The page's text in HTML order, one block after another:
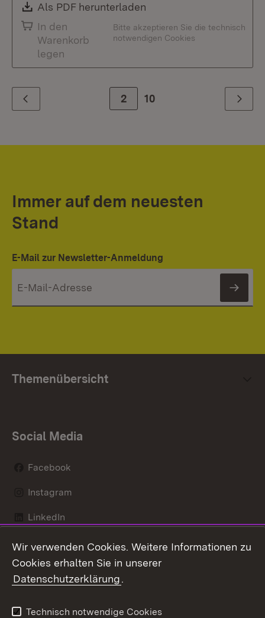
Download:
Als PDF herunterladen
In den
Warenkorb
legen
Bitte akzeptieren Sie die technisch
notwendigen Cookies
Zurück Zur Seite
2 10 Weiter
Immer auf dem neuesten
Stand
E-Mail zur Newsletter-Anmeldung
Themenübersicht
Social Media
Facebook
Instagram
LinkedIn
Social Wall
Youtube
Wir verwenden Cookies. Weitere Informationen zu
Cookies erhalten Sie in unserer
Datenschutzerklärung.
Technisch notwendige Cookies